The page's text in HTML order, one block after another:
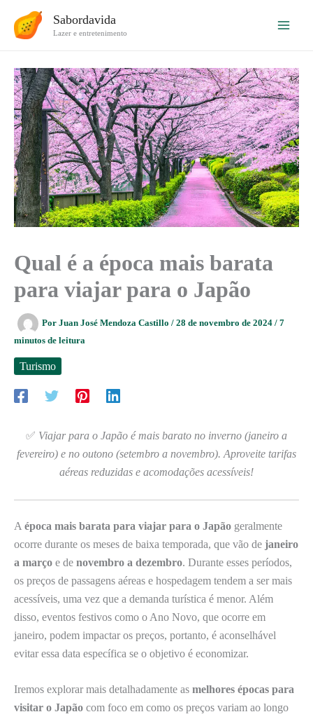
para
Sabordavida
Lazer e entretenimento
Qual é a época mais barata
para viajar para o Japão
Por Juan José Mendoza Castillo / 28 de novembro de 2024 / 7
minutos de leitura
Turismo
✅ Viajar para o Japão é mais barato no inverno (janeiro a
fevereiro) e no outono (setembro a novembro). Aproveite tarifas
aéreas reduzidas e acomodações acessíveis!
A época mais barata para viajar para o Japão geralmente
ocorre durante os meses de baixa temporada, que vão de janeiro
a março e de novembro a dezembro. Durante esses períodos,
os preços de passagens aéreas e hospedagem tendem a ser mais
acessíveis, uma vez que a demanda turística é menor. Além
disso, eventos festivos como o Ano Novo, que ocorre em
janeiro, podem impactar os preços, portanto, é aconselhável
evitar essa data específica se o objetivo é economizar.
Iremos explorar mais detalhadamente as melhores épocas para
visitar o Japão com foco em como os preços variam ao longo